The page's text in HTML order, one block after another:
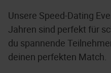
Unsere Speed-Dating
Jahren sind perfekt für
du spannende
deinen perfekten Match.